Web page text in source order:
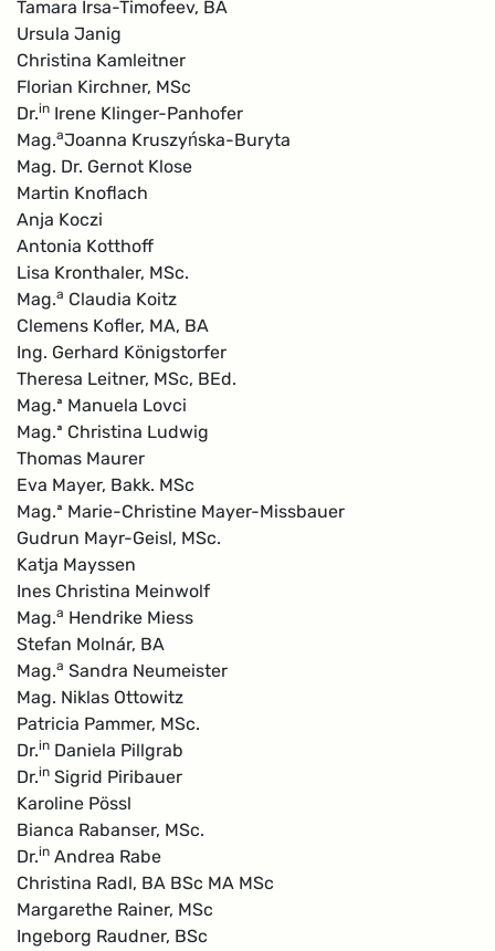
Tamara Irsa-Timofeev, BA
Ursula Janig
Christina Kamleitner
Florian Kirchner, MSc
Dr.in Irene Klinger-Panhofer
Mag.aJoanna Kruszyńska-Buryta
Mag. Dr. Gernot Klose
Martin Knoflach
Anja Koczi
Antonia Kotthoff
Lisa Kronthaler, MSc.
Mag.a Claudia Koitz
Clemens Kofler, MA, BA
Ing. Gerhard Königstorfer
Theresa Leitner, MSc, BEd.
Mag.ª Manuela Lovci
Mag.ª Christina Ludwig
Thomas Maurer
Eva Mayer, Bakk. MSc
Mag.ª Marie-Christine Mayer-Missbauer
Gudrun Mayr-Geisl, MSc.
Katja Mayssen
Ines Christina Meinwolf
Mag.a Hendrike Miess
Stefan Molnár, BA
Mag.a Sandra Neumeister
Mag. Niklas Ottowitz
Patricia Pammer, MSc.
Dr.in Daniela Pillgrab
Dr.in Sigrid Piribauer
Karoline Pössl
Bianca Rabanser, MSc.
Dr.in Andrea Rabe
Christina Radl, BA BSc MA MSc
Margarethe Rainer, MSc
Ingeborg Raudner, BSc